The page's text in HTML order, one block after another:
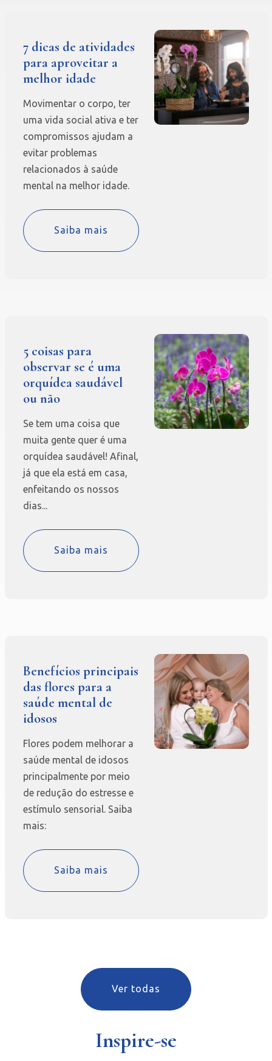
7 dicas de atividades
para aproveitar a
melhor idade
Movimentar o corpo, ter
uma vida social ativa e ter
compromissos ajudam a
evitar problemas
relacionados à saúde
mental na melhor idade.
Saiba mais
5 coisas para
observar se é uma
orquídea saudável
ou não
Se tem uma coisa que
muita gente quer é uma
orquídea saudável! Afinal,
já que ela está em casa,
enfeitando os nossos
dias...
Saiba mais
Benefícios principais
das flores para a
saúde mental de
idosos
Flores podem melhorar a
saúde mental de idosos
principalmente por meio
de redução do estresse e
estímulo sensorial. Saiba
mais:
Saiba mais
Ver todas
Inspire-se